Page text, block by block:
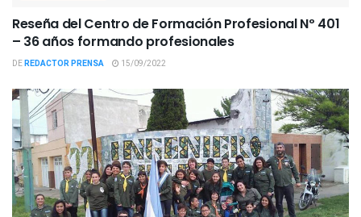
Reseña del Centro de Formación Profesional Nº 401
– 36 años formando profesionales
DEREDACTOR PRENSA 15/09/2022